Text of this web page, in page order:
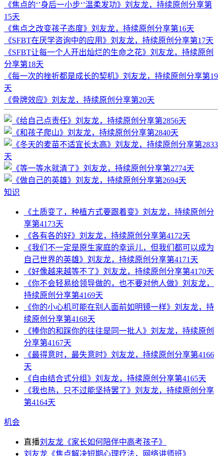
《焦点的‘’身后一小步‘’温柔发功》刘友龙，持续原创分享第
15天
《焦点之改变孩子态度》刘友龙，持续原创分享第16天
《SFBT在厌学咨询中的应用》刘友龙，持续原创分享第17天
《SFBT让每一个人开出灿烂的生命之花》刘友龙，持续原创
分享第18天
《每一次的挫折都是成长的契机》刘友龙，持续原创分享第19
天
《骨牌效应》刘友龙，持续原创分享第20天
知识
《土质变了，种植方式要跟着变》刘友龙，持续原创分
享第4173天
《各有各的好》刘友龙，持续原创分享第4172天
《我们不一定是原生家庭的幸运儿，但我们都可以成为
自己世界的英雄》刘友龙，持续原创分享第4171天
《好像越来越等不了》刘友龙，持续原创分享第4170天
《你不会轻易给领导做的，也不要对他人做》刘友龙，
持续原创分享第4169天
《你的小心机可能在别人面前如明镜一样》刘友龙，持
续原创分享第4168天
《捧你的和踩你的往往是同一批人》刘友龙，持续原创
分享第4167天
《最得意时，最失意时》刘友龙，持续原创分享第4166
天
《自由结合式分组》刘友龙，持续原创分享第4165天
《我也热，只不过能坚持罢了》刘友龙，持续原创分享
第4164天
机会
直播刘友龙《家长如何陪伴中高考孩子》
刘友龙《焦点解决短期心理疗法，网络讲师班》